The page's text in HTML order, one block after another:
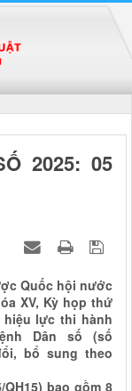
2025: 05
Quốc hội nước
XV, Kỳ họp thứ
hiệu lực thi hành
Dân số (số
bổ sung theo
bao gồm 8